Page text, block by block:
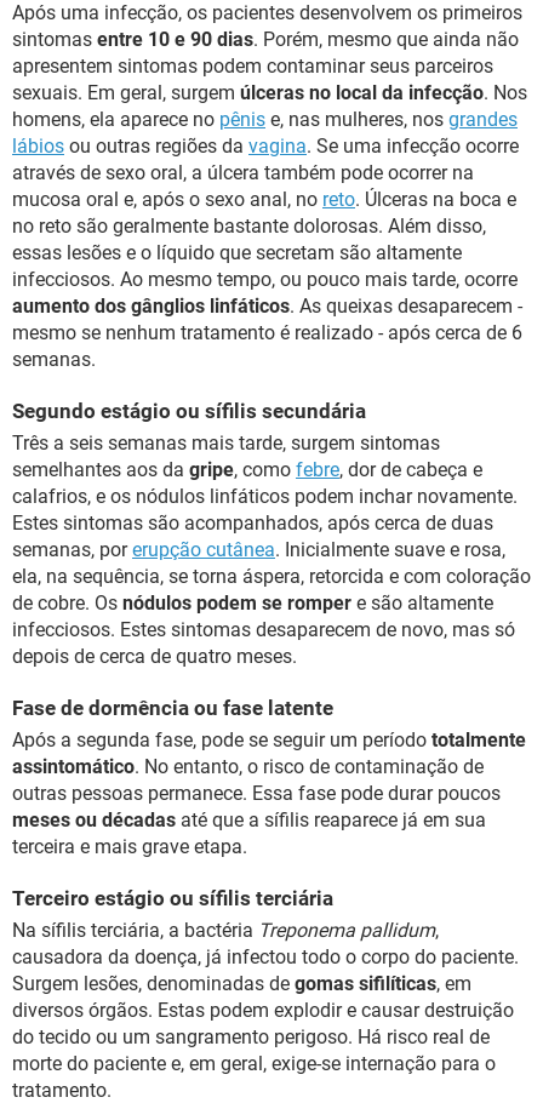
Após uma infecção, os pacientes desenvolvem os primeiros
sintomas entre 10 e 90 dias. Porém, mesmo que ainda não
apresentem sintomas podem contaminar seus parceiros
sexuais. Em geral, surgem úlceras no local da infecção. Nos
homens, ela aparece no pênis e, nas mulheres, nos grandes
lábios ou outras regiões da vagina. Se uma infecção ocorre
através de sexo oral, a úlcera também pode ocorrer na
mucosa oral e, após o sexo anal, no reto. Úlceras na boca e
no reto são geralmente bastante dolorosas. Além disso,
essas lesões e o líquido que secretam são altamente
infecciosos. Ao mesmo tempo, ou pouco mais tarde, ocorre
aumento dos gânglios linfáticos. As queixas desaparecem -
mesmo se nenhum tratamento é realizado - após cerca de 6
semanas.
Segundo estágio ou sífilis secundária
Três a seis semanas mais tarde, surgem sintomas
semelhantes aos da gripe, como febre, dor de cabeça e
calafrios, e os nódulos linfáticos podem inchar novamente.
Estes sintomas são acompanhados, após cerca de duas
semanas, porerupção cutânea. Inicialmente suave e rosa,
ela, na sequência, se torna áspera, retorcida e com coloração
de cobre. Os nódulos podem se romper e são altamente
infecciosos. Estes sintomas desaparecem de novo, mas só
depois de cerca de quatro meses.
Fase de dormência ou fase latente
Após a segunda fase, pode se seguir um período totalmente
assintomático. No entanto, o risco de contaminação de
outras pessoas permanece. Essa fase pode durar poucos
meses ou décadas até que a sífilis reaparece já em sua
terceira e mais grave etapa.
Terceiro estágio ou sífilis terciária
Na sífilis terciária, a bactéria Treponema pallidum,
causadora da doença, já infectou todo o corpo do paciente.
Surgem lesões, denominadas de gomas sifilíticas, em
diversos órgãos. Estas podem explodir e causar destruição
do tecido ou um sangramento perigoso. Há risco real de
morte do paciente e, em geral, exige-se internação para o
tratamento.